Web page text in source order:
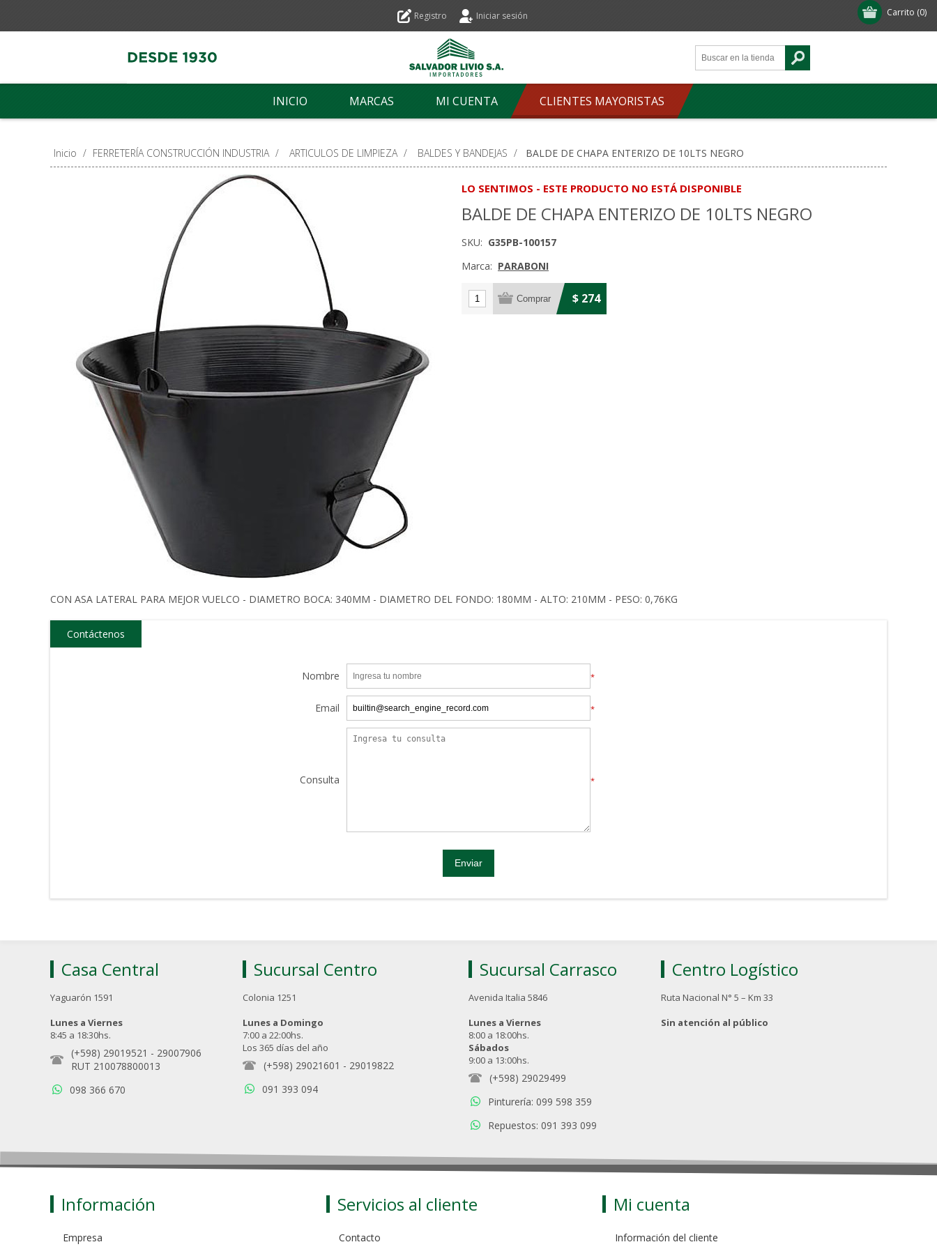
Carrito (0)
Registro Iniciar sesión
INICIO MARCAS MI CUENTA CLIENTES MAYORISTAS
Inicio / FERRETERÍA CONSTRUCCIÓN INDUSTRIA / ARTICULOS DE LIMPIEZA / BALDES Y BANDEJAS / BALDE DE CHAPA ENTERIZO DE 10LTS NEGRO
LO SENTIMOS - ESTE PRODUCTO NO ESTÁ DISPONIBLE
BALDE DE CHAPA ENTERIZO DE 10LTS NEGRO
SKU: G35PB-100157
Marca: PARABONI
$ 274
CON ASA LATERAL PARA MEJOR VUELCO - DIAMETRO BOCA: 340MM - DIAMETRO DEL FONDO: 180MM - ALTO: 210MM - PESO: 0,76KG
Contáctenos
Nombre *
Email *
Consulta *
Casa Central
Yaguarón 1591
Lunes a Viernes
8:45 a 18:30hs.
(+598) 29019521 - 29007906
RUT 210078800013
098 366 670
Sucursal Centro
Colonia 1251
Lunes a Domingo
7:00 a 22:00hs.
Los 365 días del año
(+598) 29021601 - 29019822
091 393 094
Sucursal Carrasco
Avenida Italia 5846
Lunes a Viernes
8:00 a 18:00hs.
Sábados
9:00 a 13:00hs.
(+598) 29029499
Pinturería: 099 598 359
Repuestos: 091 393 099
Centro Logístico
Ruta Nacional N° 5 – Km 33
Sin atención al público
Información
Empresa
Servicios al cliente
Contacto
Mi cuenta
Información del cliente